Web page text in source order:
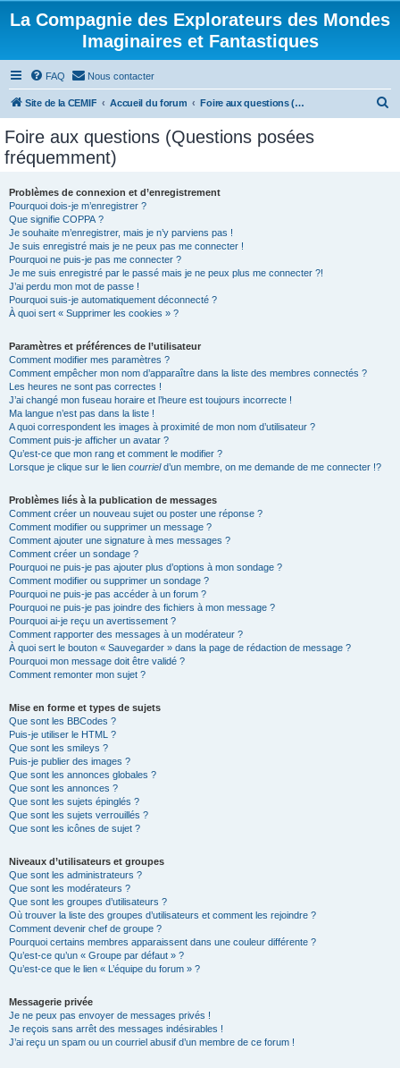
La Compagnie des Explorateurs des Mondes
Imaginaires et Fantastiques
FAQ Nous contacter
Site de la CEMIF Accueil du forum Foire aux questions (Questions posées fréquemment)
Foire aux questions (Questions posées
fréquemment)
Problèmes de connexion et d’enregistrement
Pourquoi dois-je m’enregistrer ?
Que signifie COPPA ?
Je souhaite m’enregistrer, mais je n’y parviens pas !
Je suis enregistré mais je ne peux pas me connecter !
Pourquoi ne puis-je pas me connecter ?
Je me suis enregistré par le passé mais je ne peux plus me connecter ?!
J’ai perdu mon mot de passe !
Pourquoi suis-je automatiquement déconnecté ?
À quoi sert « Supprimer les cookies » ?
Paramètres et préférences de l’utilisateur
Comment modifier mes paramètres ?
Comment empêcher mon nom d’apparaître dans la liste des membres connectés ?
Les heures ne sont pas correctes !
J’ai changé mon fuseau horaire et l’heure est toujours incorrecte !
Ma langue n’est pas dans la liste !
A quoi correspondent les images à proximité de mon nom d’utilisateur ?
Comment puis-je afficher un avatar ?
Qu’est-ce que mon rang et comment le modifier ?
Lorsque je clique sur le lien courrield’un membre, on me demande de me connecter !?
Problèmes liés à la publication de messages
Comment créer un nouveau sujet ou poster une réponse ?
Comment modifier ou supprimer un message ?
Comment ajouter une signature à mes messages ?
Comment créer un sondage ?
Pourquoi ne puis-je pas ajouter plus d’options à mon sondage ?
Comment modifier ou supprimer un sondage ?
Pourquoi ne puis-je pas accéder à un forum ?
Pourquoi ne puis-je pas joindre des fichiers à mon message ?
Pourquoi ai-je reçu un avertissement ?
Comment rapporter des messages à un modérateur ?
À quoi sert le bouton « Sauvegarder » dans la page de rédaction de message ?
Pourquoi mon message doit être validé ?
Comment remonter mon sujet ?
Mise en forme et types de sujets
Que sont les BBCodes ?
Puis-je utiliser le HTML ?
Que sont les smileys ?
Puis-je publier des images ?
Que sont les annonces globales ?
Que sont les annonces ?
Que sont les sujets épinglés ?
Que sont les sujets verrouillés ?
Que sont les icônes de sujet ?
Niveaux d’utilisateurs et groupes
Que sont les administrateurs ?
Que sont les modérateurs ?
Que sont les groupes d’utilisateurs ?
Où trouver la liste des groupes d’utilisateurs et comment les rejoindre ?
Comment devenir chef de groupe ?
Pourquoi certains membres apparaissent dans une couleur différente ?
Qu’est-ce qu’un « Groupe par défaut » ?
Qu’est-ce que le lien « L’équipe du forum » ?
Messagerie privée
Je ne peux pas envoyer de messages privés !
Je reçois sans arrêt des messages indésirables !
J’ai reçu un spam ou un courriel abusif d’un membre de ce forum !